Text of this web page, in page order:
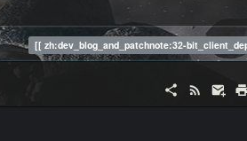
zh:dev_blog_and_patchnote:32-